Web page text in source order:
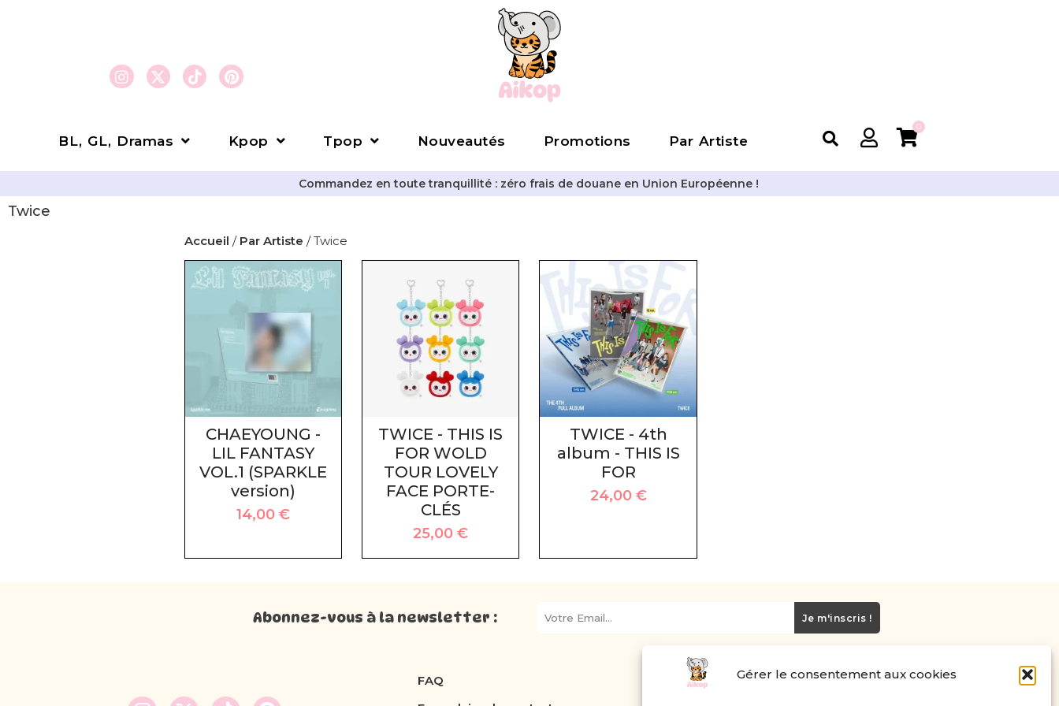
Gérer le consentement aux cookies
BL, GL, Dramas Kpop Tpop Nouveautés Promotions Par Artiste
0
Commandez en toute tranquillité : zéro frais de douane en Union Européenne !
Twice
Accueil / Par Artiste / Twice
CHAEYOUNG -
LIL FANTASY
VOL.1 (SPARKLE
version)
14,00€
TWICE - THIS IS
FOR WOLD
TOUR LOVELY
FACE PORTE-
CLÉS
25,00€
TWICE - 4th
album - THIS IS
FOR
24,00 €
Abonnez-vous à la newsletter : Je m'inscris !
FAQ
Carte cadeau